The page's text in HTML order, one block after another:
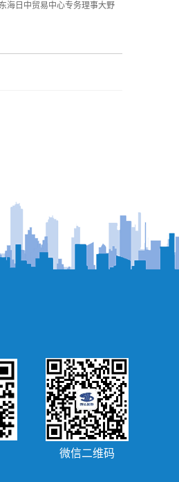
海日中贸易中心专务理事大野
微信二维码